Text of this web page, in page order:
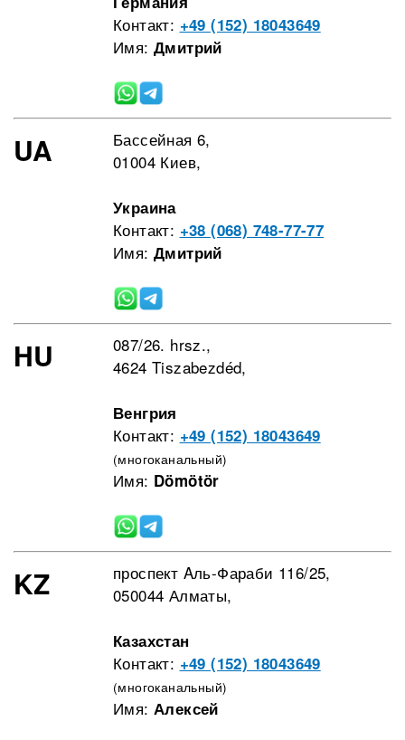
Контакт: +49 (152) 18043649
Имя: Дмитрий
UA
Бассейная 6,
01004 Киев,
Украина
Контакт: +38 (068) 748-77-77
Имя: Дмитрий
HU
087/26. hrsz.,
4624 Tiszabezdéd,
Венгрия
Контакт: +49 (152) 18043649
(многоканальный)
Имя: Dömötör
KZ
проспект Aль-Фараби 116/25,
050044 Алматы,
Казахстан
Контакт: +49 (152) 18043649
(многоканальный)
Имя: Алексей